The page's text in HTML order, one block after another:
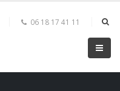
06 18 17 41 11